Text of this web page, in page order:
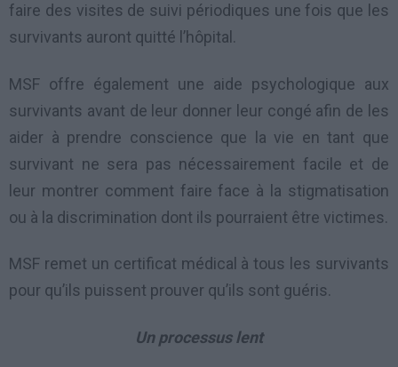
faire des visites de suivi périodiques une fois que les
survivants auront quitté l’hôpital.
MSF offre également une aide psychologique aux
survivants avant de leur donner leur congé afin de les
aider à prendre conscience que la vie en tant que
survivant ne sera pas nécessairement facile et de
leur montrer comment faire face à la stigmatisation
ou à la discrimination dont ils pourraient être victimes.
MSF remet un certificat médical à tous les survivants
pour qu’ils puissent prouver qu’ils sont guéris.
Un processus lent